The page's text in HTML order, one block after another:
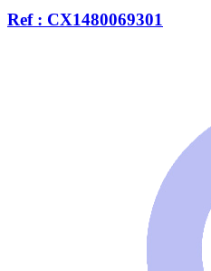
Ref : CX1480069301